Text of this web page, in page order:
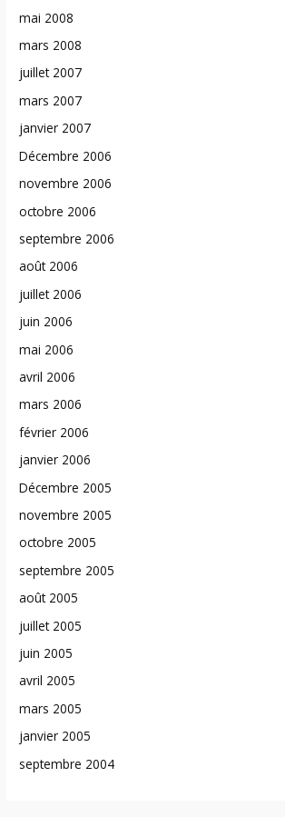
mai 2008
mars 2008
juillet 2007
mars 2007
janvier 2007
Décembre 2006
novembre 2006
octobre 2006
septembre 2006
août 2006
juillet 2006
juin 2006
mai 2006
avril 2006
mars 2006
février 2006
janvier 2006
Décembre 2005
novembre 2005
octobre 2005
septembre 2005
août 2005
juillet 2005
juin 2005
avril 2005
mars 2005
janvier 2005
septembre 2004